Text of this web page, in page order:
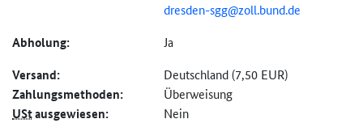
dresden-sgg@zoll.bund.de
Abholung: Ja
Versand: Deutschland (7,50 EUR)
Zahlungs­methoden: Überweisung
UStausgewiesen: Nein